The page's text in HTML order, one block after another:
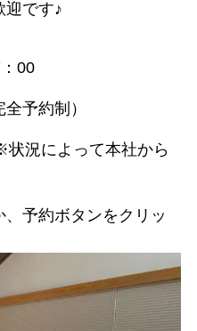
迎です♪
00
約制）
によって本社から
予約ボタンをクリッ